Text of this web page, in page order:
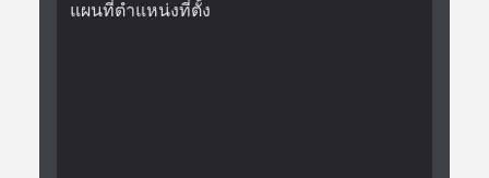
แผนที่ตำแหน่งที่ตั้ง